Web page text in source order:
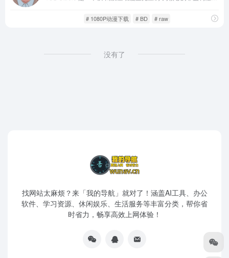
# 1080P动漫下载 # BD # raw
没有了
找网站太麻烦？来「我的导航」就对了！涵盖AI工具、办公
软件、学习资源、休闲娱乐、生活服务等丰富分类，帮你省
时省力，畅享高效上网体验！